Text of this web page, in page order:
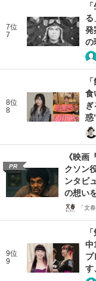
7位
7
る
発
の
8位
8
食
惑
PR
《映画
クソン
ンタビ
の想い
「文
9位
9
中
プ
す